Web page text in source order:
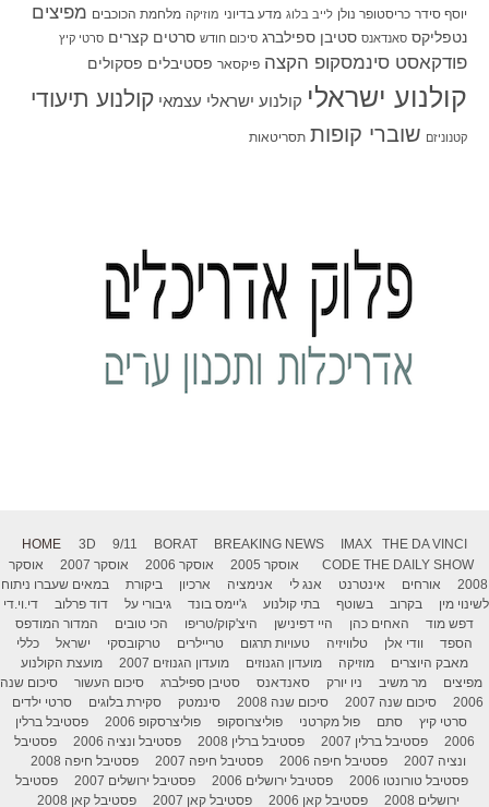
יוסף סידר כריסטופר נולן לייב בלוג מדע בדיוני מוזיקה מלחמת הכוכבים מפיצים
נטפליקס סאנדאנס סטיבן ספילברג סיכום חודש סרטים קצרים סרטי קיץ
פודקאסט סינמסקופ הקצה פיקסאר פסטיבלים פסקולים
קולנוע ישראלי קולנוע ישראלי עצמאי קולנוע תיעודי
קטנוניזם שוברי קופות תסריטאות
HOME 3D 9/11 BORAT BREAKING NEWS IMAX
THE DA VINCI
CODE THE DAILY SHOW אוסקר 2005 אוסקר 2006 אוסקר 2007
אוסקר
2008
אורחים אינטרנט אנג לי אנימציה ארכיון ביקורת
במאים שעברו ניתוח
לשינוי מין
בקרוב בשוטף בתי קולנוע ג'יימס בונד גיבורי על דוד פרלוב
די.וי.די
דפש מוד
האחים כהן היי דפינישן היצ'קוק/טריפו הכי טובים
המדור המודפס
הספד
וודי אלן טלוויזיה טעויות תרגום טריילרים טרקובסקי ישראל
כללי
מאבק היוצרים
מוזיקה מועדון הגנוזים מועדון הגנוזים 2007
מועצת הקולנוע
מפיצים
מר משיב ניו יורק סאנדאנס סטיבן ספילברג סיכום העשור
סיכום שנה
2006
סיכום שנה 2007 סיכום שנה 2008 סינמטק סקירת בלוגים
סרטי ילדים
סרטי קיץ
סתם פול מקרטני פוליצרוסקופ פוליצרסקופ 2006
פסטיבל ברלין
2006
פסטיבל ברלין 2007 פסטיבל ברלין 2008 פסטיבל ונציה 2006
פסטיבל
ונציה 2007
פסטיבל חיפה 2006 פסטיבל חיפה 2007
פסטיבל חיפה 2008
פסטיבל טורונטו 2006
פסטיבל ירושלים 2006 פסטיבל ירושלים 2007
פסטיבל
ירושלים 2008
פסטיבל קאן 2006 פסטיבל קאן 2007 פסטיבל קאן 2008